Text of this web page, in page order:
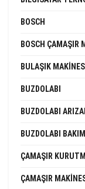
BOSCH
BOSCH ÇAMAŞIR
BULAŞIK MAKINESI
BUZDOLABI
BUZDOLABI
BUZDOLABI BAKIMI
ÇAMAŞIR
ÇAMAŞIR